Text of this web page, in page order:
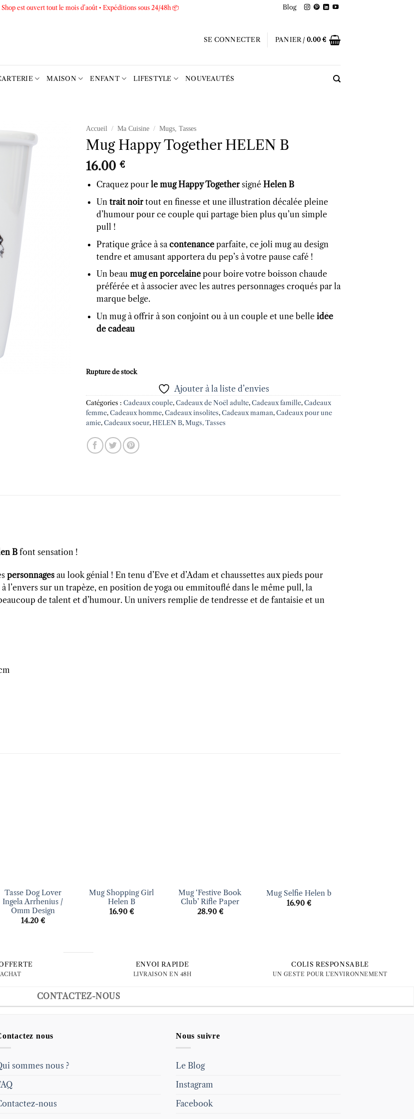
est ouvert tout le mois d’août • Expéditions sous 24/48h 📦 Blog
SE CONNECTER PANIER /0.00€
MAISON ENFANT LIFESTYLE NOUVEAUTÉS
Accueil / Ma Cuisine / Mugs, Tasses
Mug Happy Together HELEN B
16.00 €
Craquez pour le mug Happy Togethersigné Helen B
Un trait noirtout en finesse et une illustration décalée pleine
d’humour pour ce couple qui partage bien plus qu’un simple
pull !
Pratique grâce à sa contenanceparfaite, ce joli mug au design
tendre et amusant apportera du pep’s à votre pause café !
Un beau mug en porcelainepour boire votre boisson chaude
préférée et à associer avec les autres personnages croqués par la
marque belge.
Un mug à offrir à son conjoint ou à un couple et une belle idée
de cadeau
Rupture de stock
Ajouter à la liste d’envies
Catégories : Cadeaux couple, Cadeaux de Noël adulte, Cadeaux famille, Cadeaux
femme, Cadeaux homme, Cadeaux insolites, Cadeaux maman, Cadeaux pour une
amie, Cadeaux soeur, HELEN B, Mugs, Tasses
Bfont sensation !
personnages au look génial ! En tenu d’Eve et d’Adam et chaussettes aux pieds pour
l’envers sur un trapèze, en position de yoga ou emmitouflé dans le même pull, la
de talent et d’humour. Un univers remplie de tendresse et de fantaisie et un
Tasse Dog Lover
Ingela Arrhenius /
Omm Design
14.20 €
Mug Shopping Girl
Helen B
16.90 €
Mug ‘Festive Book
Club’ Rifle Paper
28.90 €
Mug Selfie Helen b
16.90 €
ENVOI RAPIDE
LIVRAISON EN 48H
COLIS RESPONSABLE
UN GESTE POUR L'ENVIRONNEMENT
CONTACTEZ-NOUS
nous
sommes nous ?
nous
Nous suivre
Le Blog
Instagram
Facebook